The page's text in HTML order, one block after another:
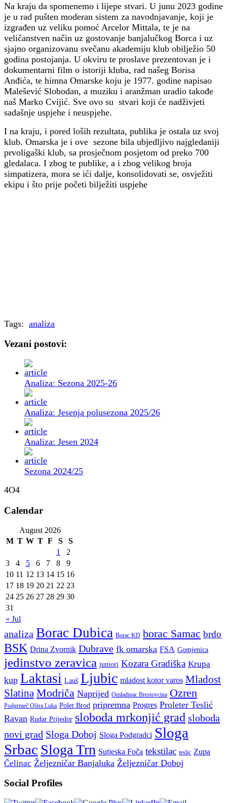
Na kraju da spomenemo i lijepe stvari. U junu 2023 godine
je u rad pušten moderan sistem za navodnjavanje, koji je
izgrađen uz veliku pomoć Arcelor Mittala, te je na
veličanstven način uz gostovanje banjalučkog Borca i uz
sjajno organizovanu svečanu akademiju klub obilježio 50
godina postojanja. U okviru te proslave prezentovan je i
dokumentarni film o istoriji kluba, rad našeg Borisa
Anđića, te himna Omarske koju je 1977. godine napisao
Malešević Slobodan, a muziku i aranžman uradio takođe
naš Marko Cvijić. Sve ovo su stvari koji će nadživjeti
sadašnje uspjehe i neuspjehe.
I na kraju, i pored loših rezultata, publika je ostala uz svoj
klub. Omarska je i ove sezone bila ubjedljivo najgledaniji
prvoligaški klub, sa prosječnom posjetom od preko 700
gledalaca. I zbog te publike, a i zbog velikog broja
simpatizera, mora se ići dalje, konsolidovati se, osvježiti
ekipu i što prije početi bilježiti uspjehe
Tags: analiza
Vezani postovi:
Analiza: Sezona 2025-26
Analiza: Jesenja polusezona 2025/26
Analiza: Jesen 2024
Sezona 2024/25
4O4
Calendar
August 2026
M T W T F S S
« Jul
1
2
3
4 5 6 7 8
9
10 11 12 13 14 15 16
17 18 19 20 21 22 23
24 25 26 27 28 29 30
31
analiza Borac Dubica Borac KD borac Samac brdo
BSK Drina Zvornik Dubrave fk omarska FSA Gomjenica
jedinstvo zeravica juniori Kozara Gradiška Krupa
kup Laktasi Lauš Ljubic mladost kotor varos Mladost
Slatina Modriča Naprijed Omladinac Brestovcina Ozren
Podgrmeč Oštra Luka Polet Brod pripremna Progres Proleter Teslić
Ravan Rudar Prijedor sloboda mrkonjić grad sloboda
novi grad Sloga Doboj Sloga Podgradci Sloga
Srbac Sloga Trn Sutjeska Foča tekstilac teslic Zupa
Čelinac Željezničar Banjaluka Željezničar Doboj
Social Profiles